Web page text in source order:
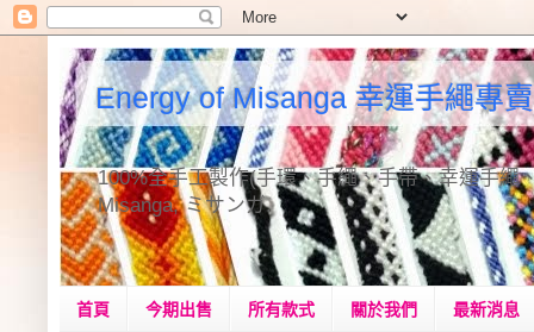
Energy of Misanga 幸運手繩專賣
100%全手工製作(手環、手繩、手帶、幸運手繩
Misanga, ミサンガ.
首頁 今期出售 所有款式 關於我們 最新消息